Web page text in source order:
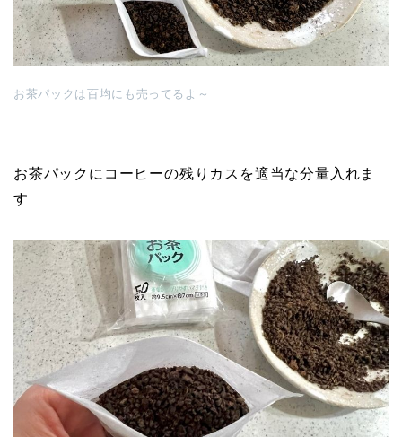
お茶パックは百均にも売ってるよ～
お茶パックにコーヒーの残りカスを適当な分量入れま
す